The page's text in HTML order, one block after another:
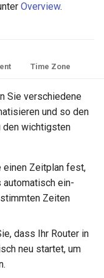
Overview.
Time Zone
Sie verschiedene
und so den
den wichtigsten
einen Zeitplan fest,
automatisch ein-
Zeiten
dass Ihr Router in
neu startet, um